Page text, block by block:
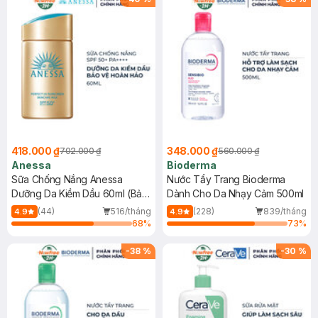
418.000 ₫702.000 ₫
Anessa
Sữa Chống Nắng Anessa
Dưỡng Da Kiềm Dầu 60ml (Bản
Mới)
4.9 (44)
516/tháng
68%
348.000 ₫560.000 ₫
Bioderma
Nước Tẩy Trang Bioderma
Dành Cho Da Nhạy Cảm 500ml
4.9 (228)
839/tháng
73%
-38 % -30 %